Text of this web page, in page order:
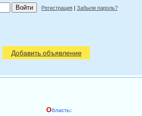
Регистрация | Забыли пароль?
Добавить объявление
Область: